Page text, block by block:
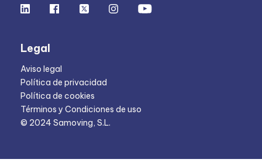
Legal
Aviso legal
Política de privacidad
Política de cookies
Términos y Condiciones de uso
© 2024 Samoving, S.L.